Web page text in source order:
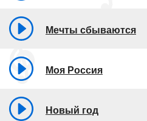
Мечты сбываются
Моя Россия
Новый год